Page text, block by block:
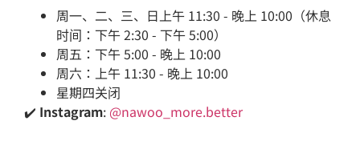
周一、二、三、日上午 11:30 - 晚上 10:00（休息
时间：下午 2:30 - 下午 5:00）
周五：下午 5:00 - 晚上 10:00
周六：上午 11:30 - 晚上 10:00
星期四关闭
✔️ Instagram: @nawoo_more.better